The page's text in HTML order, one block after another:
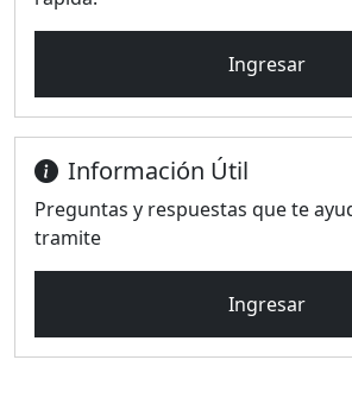
Ingresar
Información Útil
Preguntas y respuestas que te
tramite
Ingresar